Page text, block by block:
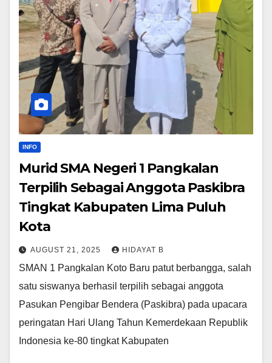
INFO
Murid SMA Negeri 1 Pangkalan
Terpilih Sebagai Anggota Paskibra
Tingkat Kabupaten Lima Puluh
Kota
AUGUST 21, 2025 HIDAYAT B
SMAN 1 Pangkalan Koto Baru patut berbangga, salah
satu siswanya berhasil terpilih sebagai anggota
Pasukan Pengibar Bendera (Paskibra) pada upacara
peringatan Hari Ulang Tahun Kemerdekaan Republik
Indonesia ke-80 tingkat Kabupaten